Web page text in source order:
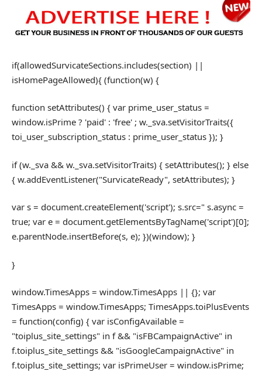
if(allowedSurvicateSections.includes(section) ||
isHomePageAllowed){ (function(w) {
function setAttributes() { var prime_user_status =
window.isPrime ? 'paid' : 'free' ; w._sva.setVisitorTraits({
toi_user_subscription_status : prime_user_status }); }
if (w._sva && w._sva.setVisitorTraits) { setAttributes(); } else
{ w.addEventListener("SurvicateReady", setAttributes); }
var s = document.createElement('script'); s.src=" s.async =
true; var e = document.getElementsByTagName('script')[0];
e.parentNode.insertBefore(s, e); })(window); }
}
window.TimesApps = window.TimesApps || {}; var
TimesApps = window.TimesApps; TimesApps.toiPlusEvents
= function(config) { var isConfigAvailable =
"toiplus_site_settings" in f && "isFBCampaignActive" in
f.toiplus_site_settings && "isGoogleCampaignActive" in
f.toiplus_site_settings; var isPrimeUser = window.isPrime;